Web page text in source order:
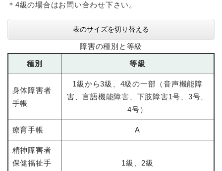
＊4級の場合はお問い合わせ下さい。
表のサイズを切り替える
障害の種別と等級
種別 等級
身体障害者
手帳
1級から3級、4級の一部（音声機能障
害、言語機能障害、下肢障害1号、3号、
4号）
療育手帳 A
精神障害者
保健福祉手
1級、2級